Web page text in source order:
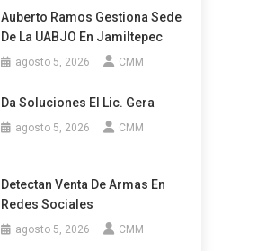
Auberto Ramos Gestiona Sede
De La UABJO En Jamiltepec
agosto 5, 2026 CMM
Da Soluciones El Lic. Gera
agosto 5, 2026 CMM
Detectan Venta De Armas En
Redes Sociales
agosto 5, 2026 CMM